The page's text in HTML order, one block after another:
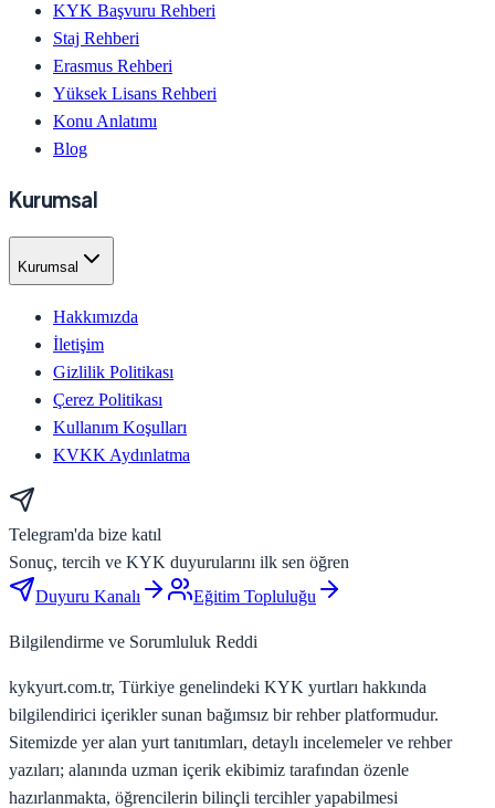
KYK Başvuru Rehberi
Staj Rehberi
Erasmus Rehberi
Yüksek Lisans Rehberi
Konu Anlatımı
Blog
Kurumsal
Kurumsal
Hakkımızda
İletişim
Gizlilik Politikası
Çerez Politikası
Kullanım Koşulları
KVKK Aydınlatma
Telegram'da bize katıl
Sonuç, tercih ve KYK duyurularını ilk sen öğren
Duyuru Kanalı
Eğitim Topluluğu
Bilgilendirme ve Sorumluluk Reddi
kykyurt.com.tr, Türkiye genelindeki KYK yurtları hakkında
bilgilendirici içerikler sunan bağımsız bir rehber platformudur.
Sitemizde yer alan yurt tanıtımları, detaylı incelemeler ve rehber
yazıları; alanında uzman içerik ekibimiz tarafından özenle
hazırlanmakta, öğrencilerin bilinçli tercihler yapabilmesi